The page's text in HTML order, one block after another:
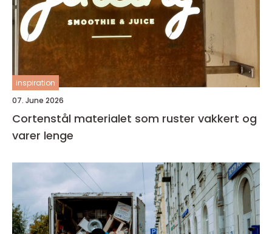
inspiration
07. June 2026
Cortenstål materialet som ruster vakkert og
varer lenge